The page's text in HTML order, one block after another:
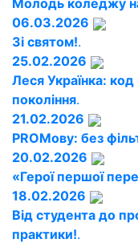
Молодь коледжу
06.03.2026
Зі святом!.
25.02.2026
Леся Українка:
покоління.
21.02.2026
PROМову: без
20.02.2026
«Герої першої
18.02.2026
Від студента до
практики!.